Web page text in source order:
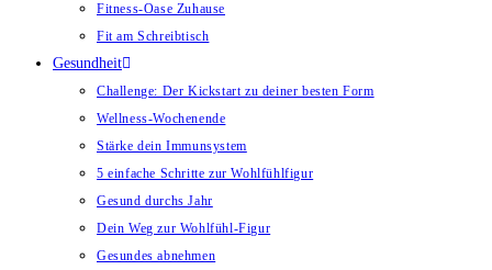
Fitness-Oase Zuhause
Fit am Schreibtisch
Gesundheit
Challenge: Der Kickstart zu deiner besten Form
Wellness-Wochenende
Stärke dein Immunsystem
5 einfache Schritte zur Wohlfühlfigur
Gesund durchs Jahr
Dein Weg zur Wohlfühl-Figur
Gesundes abnehmen